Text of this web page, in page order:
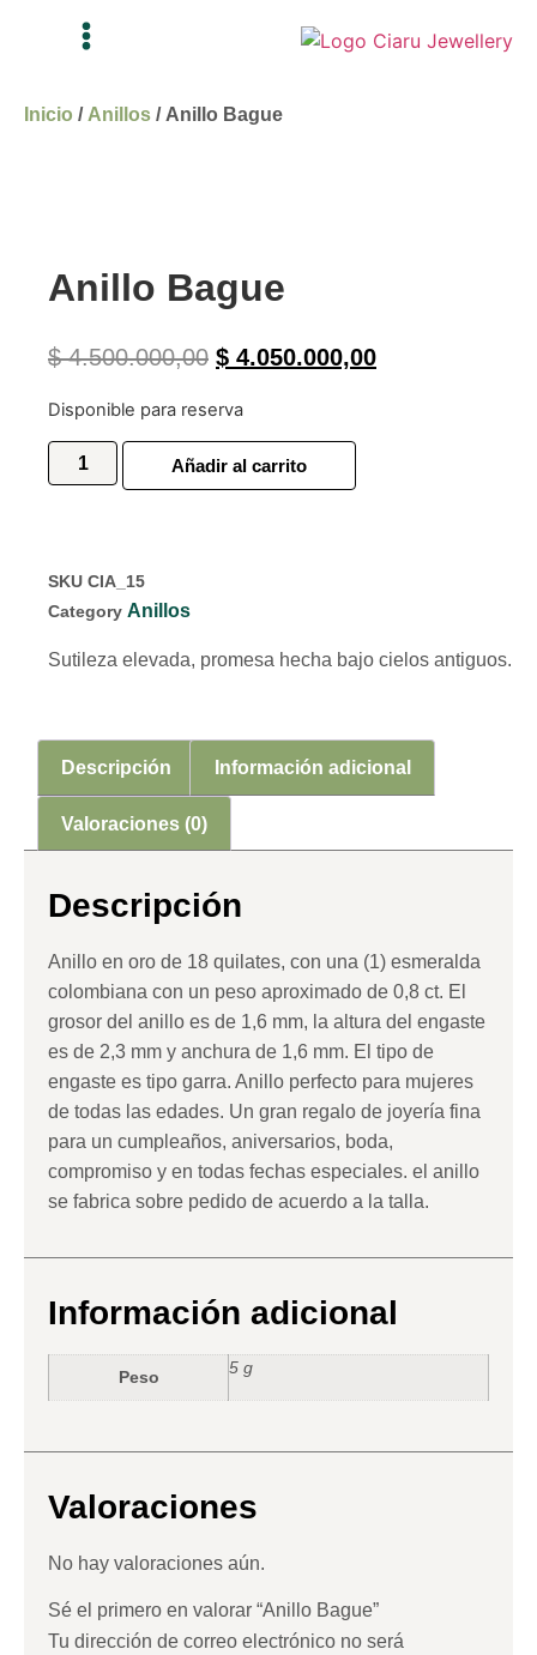
Inicio / Anillos / Anillo Bague
Anillo Bague
$4.500.000,00 $ 4.050.000,00
Disponible para reserva
Añadir al carrito
SKU CIA_15
Category Anillos
Sutileza elevada, promesa hecha bajo cielos antiguos.
Descripción Información adicional
Valoraciones (0)
Descripción
Anillo en oro de 18 quilates, con una (1) esmeralda
colombiana con un peso aproximado de 0,8 ct. El
grosor del anillo es de 1,6 mm, la altura del engaste
es de 2,3 mm y anchura de 1,6 mm. El tipo de
engaste es tipo garra. Anillo perfecto para mujeres
de todas las edades. Un gran regalo de joyería fina
para un cumpleaños, aniversarios, boda,
compromiso y en todas fechas especiales. el anillo
se fabrica sobre pedido de acuerdo a la talla.
Información adicional
Peso 5 g
Valoraciones
No hay valoraciones aún.
Sé el primero en valorar “Anillo Bague”
Tu dirección de correo electrónico no será